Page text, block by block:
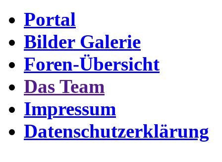
Portal
Bilder Galerie
Foren-Übersicht
Das Team
Impressum
Datenschutzerklärung